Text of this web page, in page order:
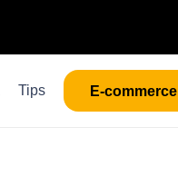
Tips E-commerce